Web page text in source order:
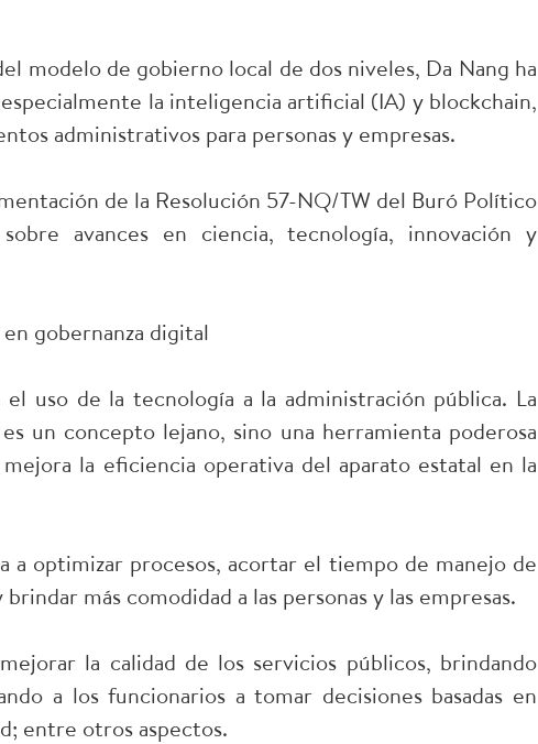
modelo de gobierno local de dos niveles, Da Nang ha
la inteligencia artificial (IA) y blockchain,
administrativos para personas y empresas.
de la Resolución 57-NQ/TW del Buró Político
avances en ciencia, tecnología, innovación y
gobernanza digital
uso de la tecnología a la administración pública. La
un concepto lejano, sino una herramienta poderosa
la eficiencia operativa del aparato estatal en la
a optimizar procesos, acortar el tiempo de manejo de
más comodidad a las personas y las empresas.
la calidad de los servicios públicos, brindando
a los funcionarios a tomar decisiones basadas en
entre otros aspectos.